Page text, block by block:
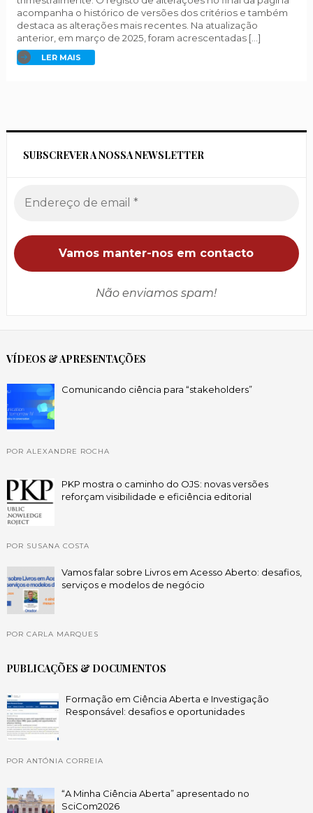
acompanha o histórico de versões dos critérios e também
destaca as alterações mais recentes. Na atualização
anterior, em março de 2025, foram acrescentadas […]
LER MAIS
SUBSCREVER A NOSSA NEWSLETTER
Não enviamos spam!
VÍDEOS & APRESENTAÇÕES
Comunicando ciência para “stakeholders”
POR ALEXANDRE ROCHA
PKP mostra o caminho do OJS: novas versões
reforçam visibilidade e eficiência editorial
POR SUSANA COSTA
Vamos falar sobre Livros em Acesso Aberto: desafios,
serviços e modelos de negócio
POR CARLA MARQUES
PUBLICAÇÕES & DOCUMENTOS
Formação em Ciência Aberta e Investigação
Responsável: desafios e oportunidades
POR ANTÓNIA CORREIA
“A Minha Ciência Aberta” apresentado no
SciCom2026